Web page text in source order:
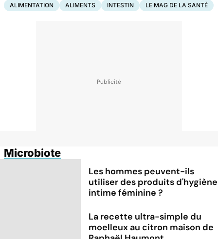
ALIMENTATION
ALIMENTS INTESTIN LE MAG DE LA SANTÉ
Microbiote
Les hommes peuvent-ils
utiliser des produits d'hygiène
intime féminine ?
La recette ultra-simple du
moelleux au citron maison de